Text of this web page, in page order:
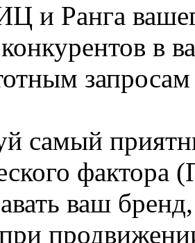
и Ранга
в
самый
ваш